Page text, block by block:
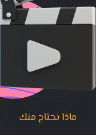
ماذا نحتاج منك